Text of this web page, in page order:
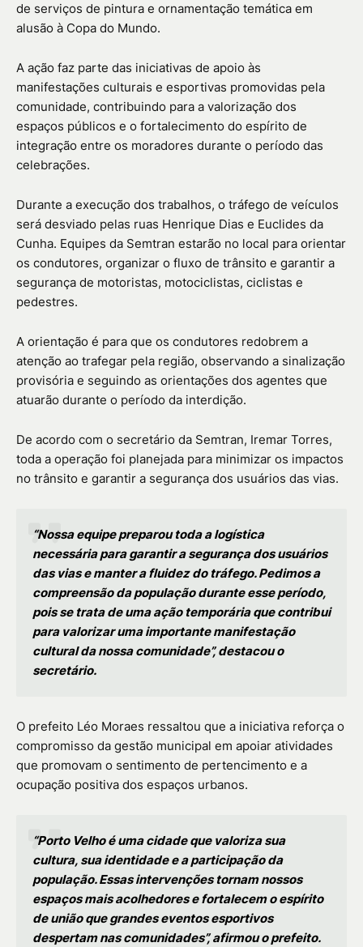
de serviços de pintura e ornamentação temática em
alusão à Copa do Mundo.
A ação faz parte das iniciativas de apoio às
manifestações culturais e esportivas promovidas pela
comunidade, contribuindo para a valorização dos
espaços públicos e o fortalecimento do espírito de
integração entre os moradores durante o período das
celebrações.
Durante a execução dos trabalhos, o tráfego de veículos
será desviado pelas ruas Henrique Dias e Euclides da
Cunha. Equipes da Semtran estarão no local para orientar
os condutores, organizar o fluxo de trânsito e garantir a
segurança de motoristas, motociclistas, ciclistas e
pedestres.
A orientação é para que os condutores redobrem a
atenção ao trafegar pela região, observando a sinalização
provisória e seguindo as orientações dos agentes que
atuarão durante o período da interdição.
De acordo com o secretário da Semtran, Iremar Torres,
toda a operação foi planejada para minimizar os impactos
no trânsito e garantir a segurança dos usuários das vias.
“Nossa equipe preparou toda a logística
necessária para garantir a segurança dos usuários
das vias e manter a fluidez do tráfego. Pedimos a
compreensão da população durante esse período,
pois se trata de uma ação temporária que contribui
para valorizar uma importante manifestação
cultural da nossa comunidade”, destacou o
secretário.
O prefeito Léo Moraes ressaltou que a iniciativa reforça o
compromisso da gestão municipal em apoiar atividades
que promovam o sentimento de pertencimento e a
ocupação positiva dos espaços urbanos.
“Porto Velho é uma cidade que valoriza sua
cultura, sua identidade e a participação da
população. Essas intervenções tornam nossos
espaços mais acolhedores e fortalecem o espírito
de união que grandes eventos esportivos
despertam nas comunidades”, afirmou o prefeito.